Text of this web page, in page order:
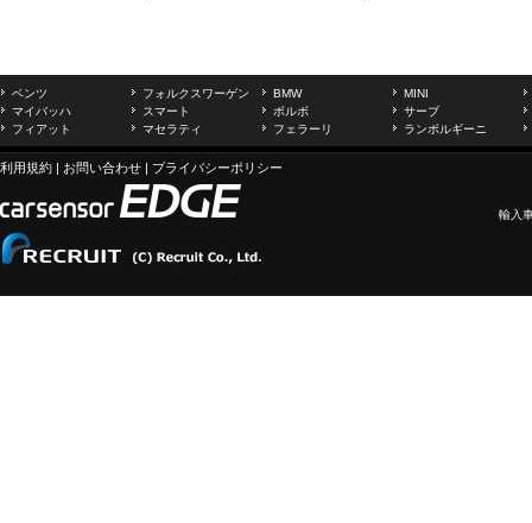
ベンツ フォルクスワーゲン BMW
MINI
マイバッハ
スマート ボルボ
サーブ
フィアット
マセラティ フェラーリ ランボルギーニ
利用規約 | お問い合わせ | プライバシーポリシー
輸入